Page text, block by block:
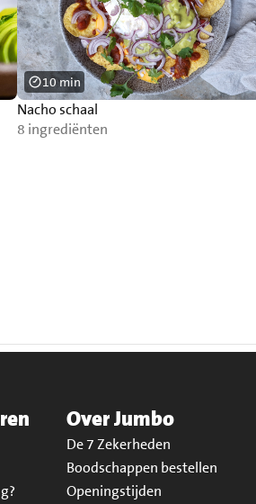
Nacho schaal
8 ingrediënten
10 min
Over Jumbo
De 7 Zekerheden
Boodschappen bestellen
Openingstijden